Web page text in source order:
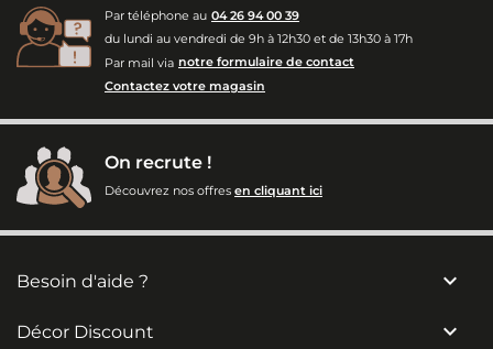
Par téléphone au 04 26 94 00 39
du lundi au vendredi de 9h à 12h30 et de 13h30 à 17h
Par mail via notre formulaire de contact
Contactez votre magasin
On recrute !
Découvrez nos offres en cliquant ici
Besoin d'aide ? 
Décor Discount 